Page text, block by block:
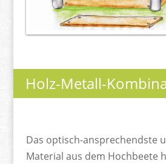
Holz-Metall-
Das optisch-ansprechendste
Material aus dem Hochbeete